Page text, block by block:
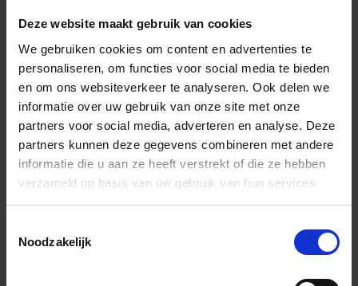
Deze website maakt gebruik van cookies
We gebruiken cookies om content en advertenties te
personaliseren, om functies voor social media te bieden
en om ons websiteverkeer te analyseren. Ook delen we
informatie over uw gebruik van onze site met onze
partners voor social media, adverteren en analyse. Deze
partners kunnen deze gegevens combineren met andere
informatie die u aan ze heeft verstrekt of die ze hebben
verzameld op basis van uw gebruik van hun services.
Noodzakelijk
Monster bestellen: 60x60cm Gestructureerd
Monster bestellen: 60x60cm Gestructureerd
Mat VilbostonePlus 15,00 €
Monster bestellen: 60x60cm Gestructureerd
Glanzend VilbostonePlus 15,00 €